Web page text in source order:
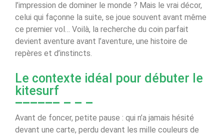
l’impression de dominer le monde ? Mais le vrai décor,
celui qui façonne la suite, se joue souvent avant même
ce premier vol… Voilà, la recherche du coin parfait
devient aventure avant l’aventure, une histoire de
repères et d’instincts.
Le contexte idéal pour débuter le
kitesurf
Avant de foncer, petite pause : qui n’a jamais hésité
devant une carte, perdu devant les mille couleurs de